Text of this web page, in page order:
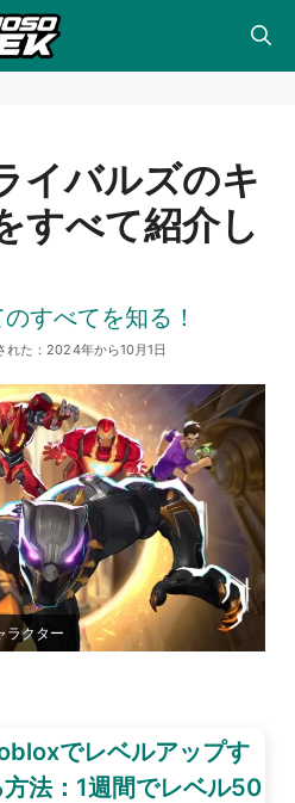
イバルズのキ
すべて紹介し
すべてを知る！
れた： 2024年から10月1日
ラクター
でレベルアップす
方法：1週間でレベル50